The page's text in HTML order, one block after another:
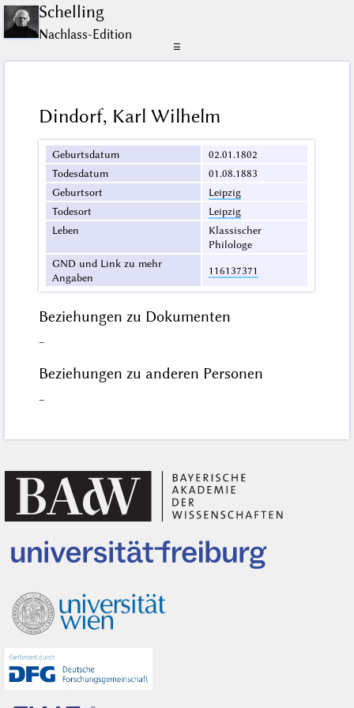
Schelling
Nachlass-Edition
☰
Dindorf, Karl Wilhelm
Geburtsdatum
02.01.1802
Todesdatum
01.08.1883
Geburtsort
Leipzig
Todesort
Leipzig
Leben
Klassischer
Philologe
GND und Link zu mehr
Angaben
116137371
Beziehungen zu Dokumenten
–
Beziehungen zu anderen Personen
–